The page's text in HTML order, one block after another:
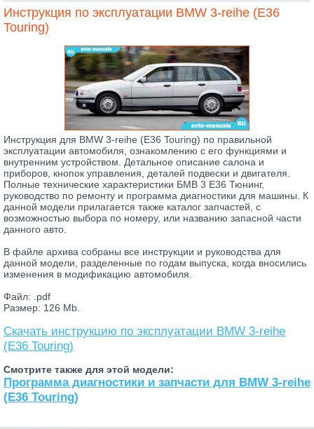
Инструкция по эксплуатации BMW 3-reihe (E36
Touring)
Инструкция для BMW 3-reihe (E36 Touring) по правильной
эксплуатации автомобиля, ознакомлению с его функциями и
внутренним устройством. Детальное описание салона и
приборов, кнопок управления, деталей подвески и двигателя.
Полные технические характеристики БМВ 3 Е36 Тюнинг,
руководство по ремонту и программа диагностики для машины. К
данной модели прилагается также каталог запчастей, с
возможностью выбора по номеру, или названию запасной части
данного авто.
В файле архива собраны все инструкции и руководства для
данной модели, разделенные по годам выпуска, когда вносились
изменения в модификацию автомобиля.
Файл: .pdf
Размер: 126 Mb.
Скачать инструкцию по эксплуатации BMW 3-reihe
(E36 Touring)
Смотрите также для этой модели:
Программа диагностики и запчасти для BMW 3-reihe
(E36 Touring)